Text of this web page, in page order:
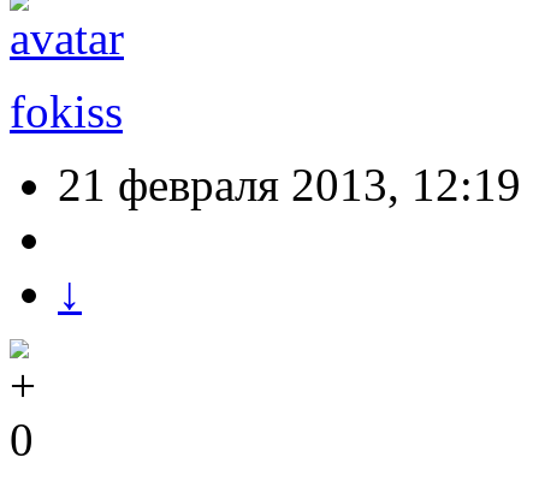
fokiss
21 февраля 2013, 12:19
↓
0